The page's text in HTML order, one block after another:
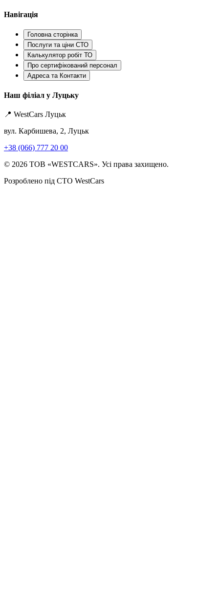
Навігація
Головна сторінка
Послуги та ціни СТО
Калькулятор робіт ТО
Про сертифікований персонал
Адреса та Контакти
Наш філіал у Луцьку
📍 WestCars Луцьк
вул. Карбишева, 2, Луцьк
+38 (066) 777 20 00
© 2026 ТОВ «WESTCARS». Усі права захищено.
Розроблено під СТО WestCars